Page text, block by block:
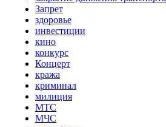
Запрет
здоровье
инвестиции
кино
конкурс
Концерт
кража
криминал
милиция
МТС
МЧС